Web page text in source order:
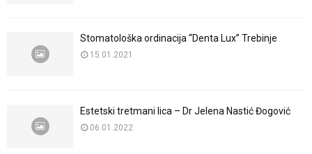
Stomatološka ordinacija “Denta Lux” Trebinje
15.01.2021
Estetski tretmani lica – Dr Jelena Nastić Đogović
06.01.2022